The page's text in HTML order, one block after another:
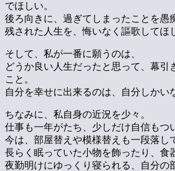
でほしい。
後ろ向きに、過ぎてしまったことを愚
残された人生を、悔いなく謳歌してほ
そして、私が一番に願うのは、
どうか良い人生だったと思って、幕引
こと。
自分を幸せに出来るのは、自分しかい
ちなみに、私自身の近況を少々。
仕事も一年がたち、少しだけ自信もつ
今は、部屋替えや模様替えも一段落し
長らく眠っていた小物を飾ったり、食
夜勤明けにゆっくり寝られる、自分の